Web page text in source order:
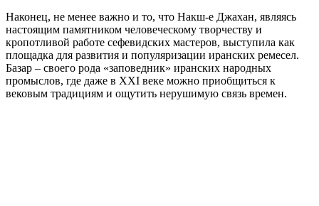
Наконец, не менее важно и то, что Накш-е Джахан, являясь
настоящим памятником человеческому творчеству и
кропотливой работе сефевидских мастеров, выступила как
площадка для развития и популяризации иранских ремесел.
Базар – своего рода «заповедник» иранских народных
промыслов, где даже в XXI веке можно приобщиться к
вековым традициям и ощутить нерушимую связь времен.